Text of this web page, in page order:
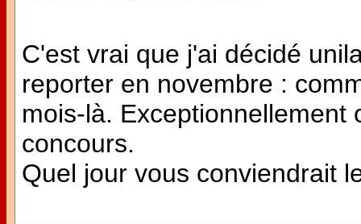
C'est vrai que j'ai décidé
reporter en novembre :
mois-là. Exceptionnellement
concours.
Quel jour vous conviendrait